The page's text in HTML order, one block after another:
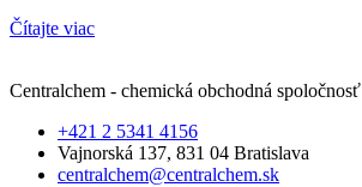
Čítajte viac
Centralchem - chemická obchodná spoločnosť
+421 2 5341 4156
Vajnorská 137, 831 04 Bratislava
centralchem@centralchem.sk